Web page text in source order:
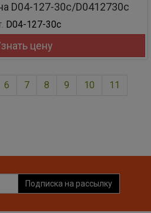
D04-127-30c/D0412730c
D04-127-30c
цену
6 7 8 9 10
11
Подписка на рассылку